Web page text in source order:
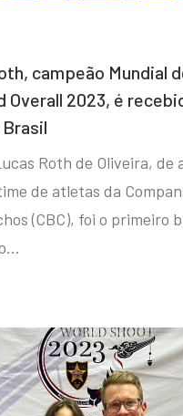
campeão Mundial
Overall 2023, é
Roth de Oliveira, de
de atletas da
(CBC), foi o primeiro